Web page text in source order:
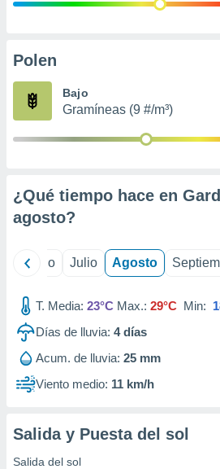
publicidad
de
Polen
Bajo
Gramíneas (9 #/m³)
¿Qué tiempo hace en
agosto?
Junio Julio Agosto
T. Media: 23°C Max.: 29°C Min:
Días de lluvia: 4días
Acum. de lluvia: 25 mm
Viento medio: 11 km/h
Salida y Puesta del sol
Salida del sol